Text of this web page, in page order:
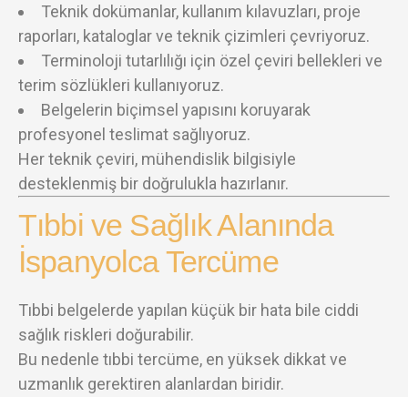
Teknik dokümanlar, kullanım kılavuzları, proje
raporları, kataloglar ve teknik çizimleri çevriyoruz.
Terminoloji tutarlılığı için özel çeviri bellekleri ve
terim sözlükleri kullanıyoruz.
Belgelerin biçimsel yapısını koruyarak
profesyonel teslimat sağlıyoruz.
Her teknik çeviri, mühendislik bilgisiyle
desteklenmiş bir doğrulukla hazırlanır.
Tıbbi ve Sağlık Alanında
İspanyolca Tercüme
Tıbbi belgelerde yapılan küçük bir hata bile ciddi
sağlık riskleri doğurabilir.
Bu nedenle tıbbi tercüme, en yüksek dikkat ve
uzmanlık gerektiren alanlardan biridir.